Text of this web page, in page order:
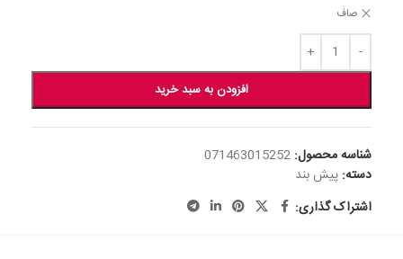
صاف
افزودن به سبد خرید
شناسه محصول: 071463015252
دسته: پیش بند
اشتراک گذاری: